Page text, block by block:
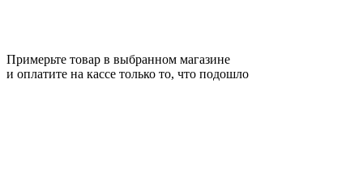
Примерьте товар в выбранном магазине
и оплатите на кассе только то, что подошло